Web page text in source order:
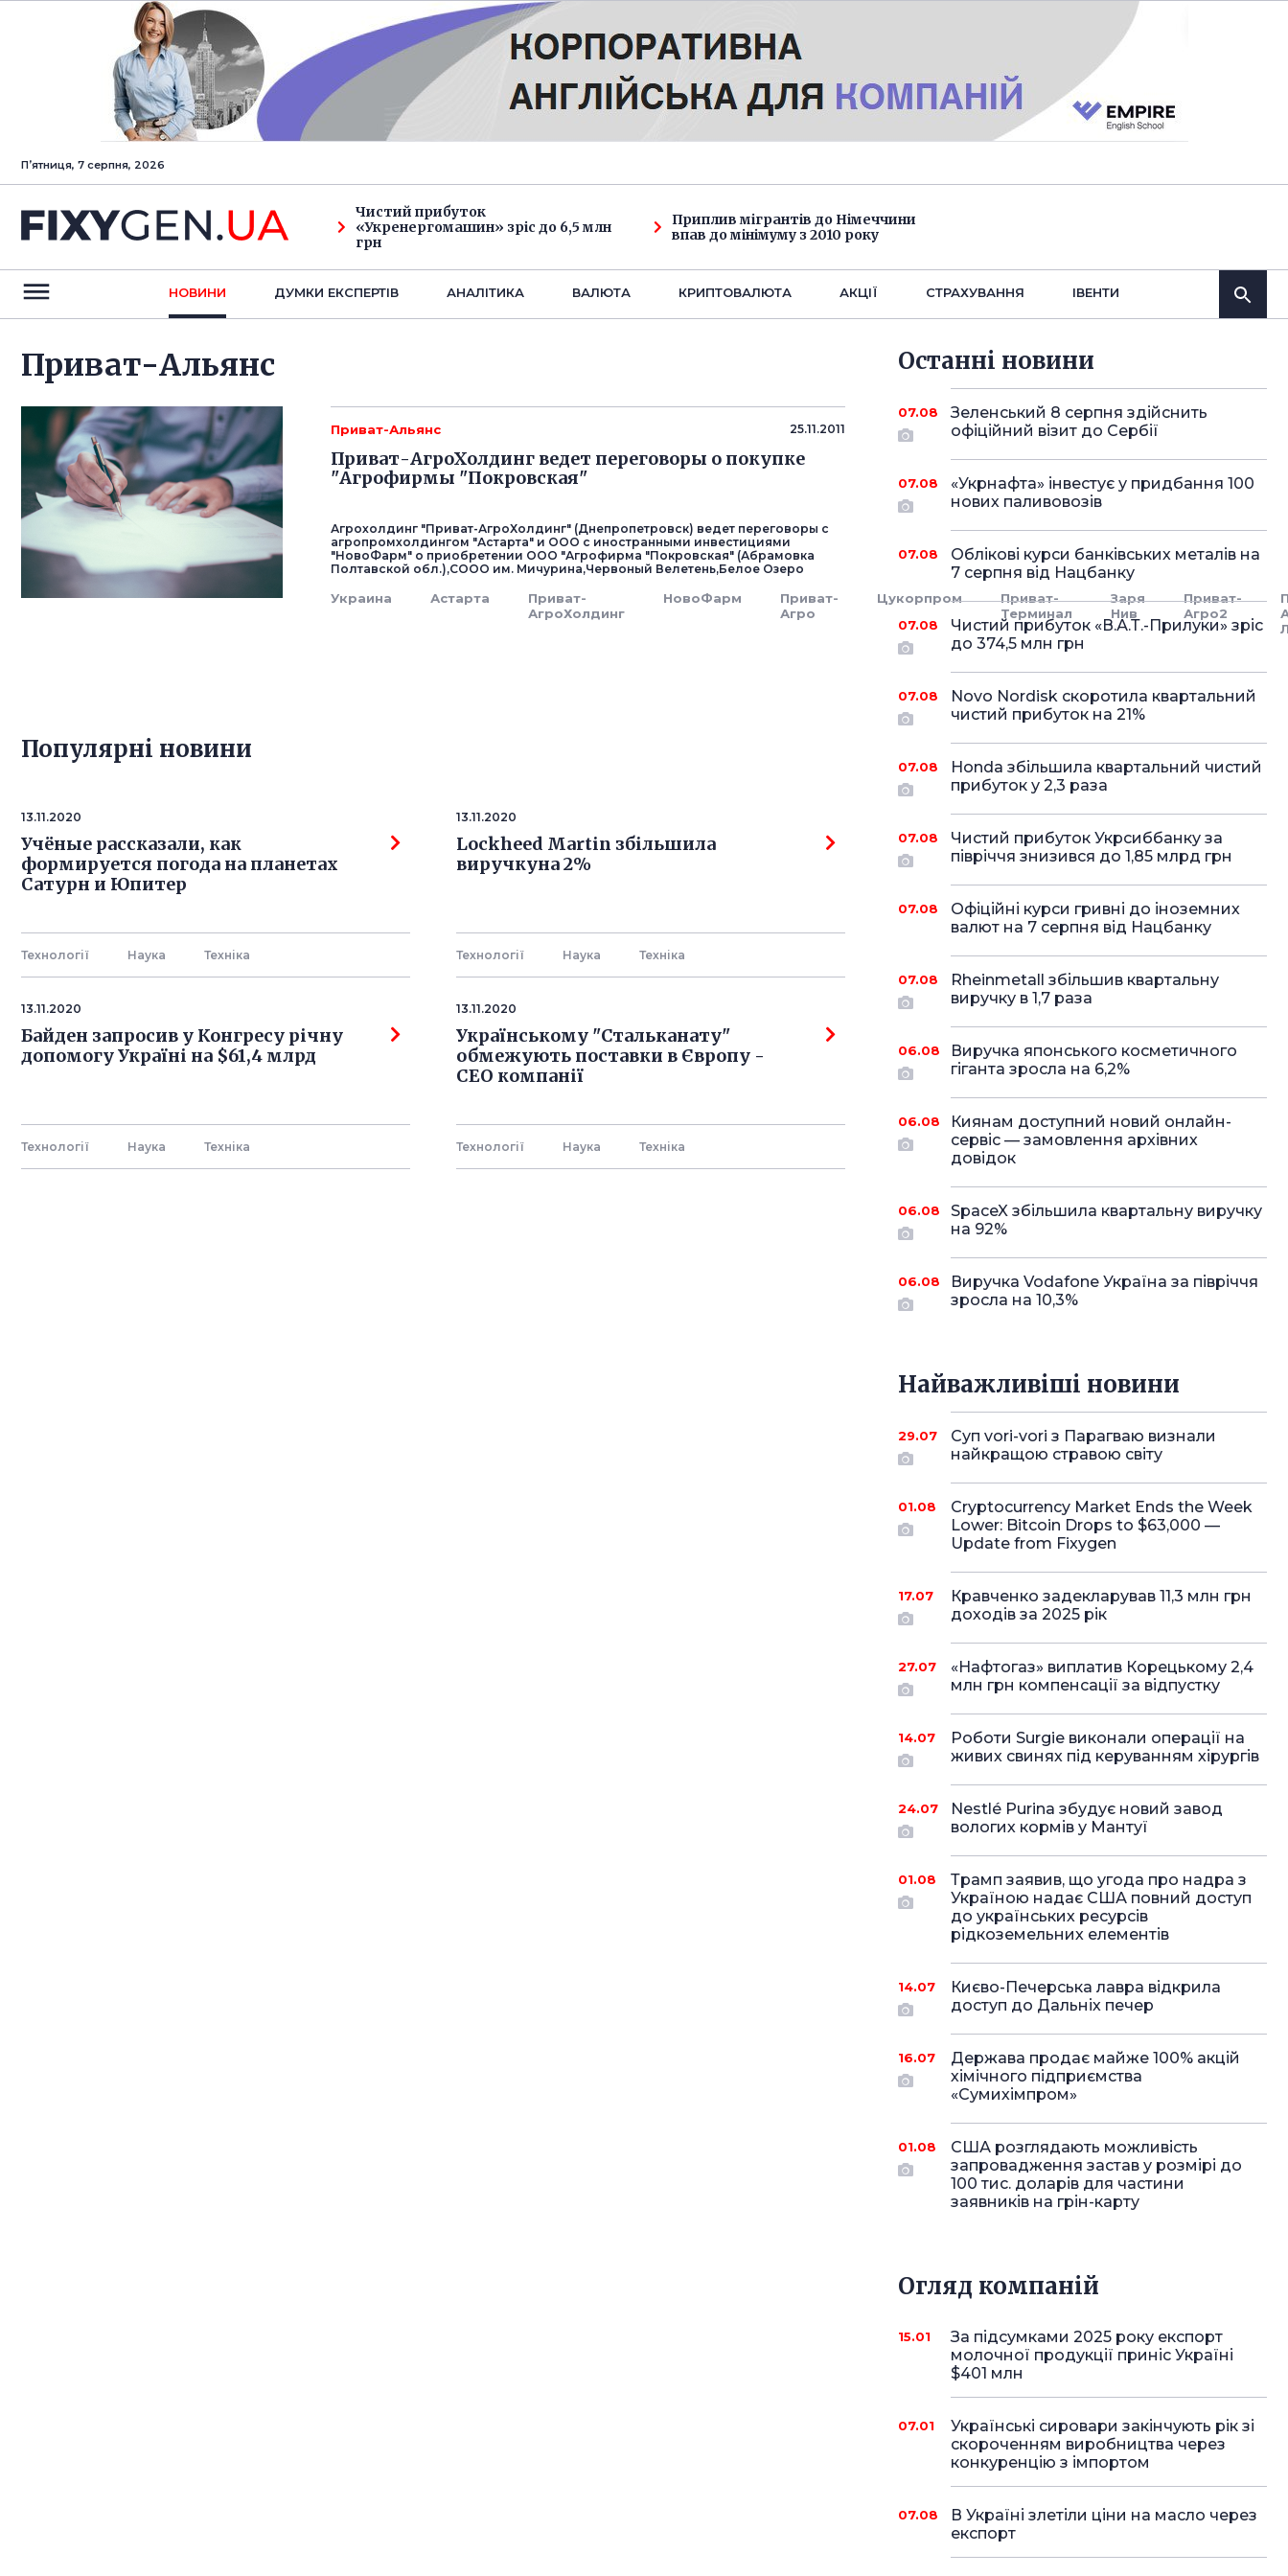
Пʼятниця, 7 серпня, 2026
Чистий прибуток
«Укренергомашин» зріс до 6,5 млн
грн
Приплив мігрантів до Німеччини
впав до мінімуму з 2010 року
НОВИНИ ДУМКИ ЕКСПЕРТIВ АНАЛIТИКА ВАЛЮТА КРИПТОВАЛЮТА АКЦІЇ СТРАХУВАННЯ IВЕНТИ
Приват-Альянс
Приват-Альянс 25.11.2011
Приват-АгроХолдинг ведет переговоры о покупке
"Агрофирмы "Покровская"
Агрохолдинг "Приват-АгроХолдинг" (Днепропетровск) ведет переговоры с
агропромхолдингом "Астарта" и ООО с иностранными инвестициями
"НовоФарм" о приобретении ООО "Агрофирма "Покровская" (Абрамовка
Полтавской обл.),СООО им. Мичурина,Червоный Велетень,Белое Озеро
Украина Астарта
Приват-
АгроХолдинг
НовоФарм
Приват-
Агро
Цукорпром
Приват-
Терминал
Заря
Нив
Приват-
Агро2
Популярнi новини
13.11.2020
Учёные рассказали, как
формируется погода на планетах
Сатурн и Юпитер
Технології Наука Технiка
13.11.2020
Lockheed Martin збільшила
виручкуна 2%
Технології Наука Технiка
13.11.2020
Байден запросив у Конгресу річну
допомогу Україні на $61,4 млрд
Технології Наука Технiка
13.11.2020
Українському "Стальканату"
обмежують поставки в Європу -
СЕО компанії
Технології Наука Технiка
Останнi новини
07.08
Зеленський 8 серпня здійснить
офіційний візит до Сербії
07.08
«Укрнафта» інвестує у придбання 100
нових паливовозів
07.08
Облікові курси банківських металів на
7 серпня від Нацбанку
07.08
Чистий прибуток «В.А.Т.-Прилуки» зріс
до 374,5 млн грн
07.08
Novo Nordisk скоротила квартальний
чистий прибуток на 21%
07.08
Honda збільшила квартальний чистий
прибуток у 2,3 раза
07.08
Чистий прибуток Укрсиббанку за
півріччя знизився до 1,85 млрд грн
07.08
Офіційні курси гривні до іноземних
валют на 7 серпня від Нацбанку
07.08
Rheinmetall збільшив квартальну
виручку в 1,7 раза
06.08
Виручка японського косметичного
гіганта зросла на 6,2%
06.08
Киянам доступний новий онлайн-
сервіс — замовлення архівних
довідок
06.08
SpaceX збільшила квартальну виручку
на 92%
06.08
Виручка Vodafone Україна за півріччя
зросла на 10,3%
Найважливіші новини
29.07
Суп vori-vori з Парагваю визнали
найкращою стравою світу
01.08
Cryptocurrency Market Ends the Week
Lower: Bitcoin Drops to $63,000 —
Update from Fixygen
17.07
Кравченко задекларував 11,3 млн грн
доходів за 2025 рік
27.07
«Нафтогаз» виплатив Корецькому 2,4
млн грн компенсації за відпустку
14.07
Роботи Surgie виконали операції на
живих свинях під керуванням хірургів
24.07
Nestlé Purina збудує новий завод
вологих кормів у Мантуї
01.08
Трамп заявив, що угода про надра з
Україною надає США повний доступ
до українських ресурсів
рідкоземельних елементів
14.07
Києво-Печерська лавра відкрила
доступ до Дальніх печер
16.07
Держава продає майже 100% акцій
хімічного підприємства
«Сумихімпром»
01.08
США розглядають можливість
запровадження застав у розмірі до
100 тис. доларів для частини
заявників на грін-карту
Огляд компаній
15.01
За підсумками 2025 року експорт
молочної продукції приніс Україні
$401 млн
07.01
Українські сировари закінчують рік зі
скороченням виробництва через
конкуренцію з імпортом
07.08
В Україні злетіли ціни на масло через
експорт